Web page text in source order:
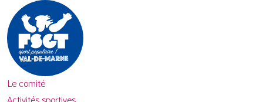
Le comité